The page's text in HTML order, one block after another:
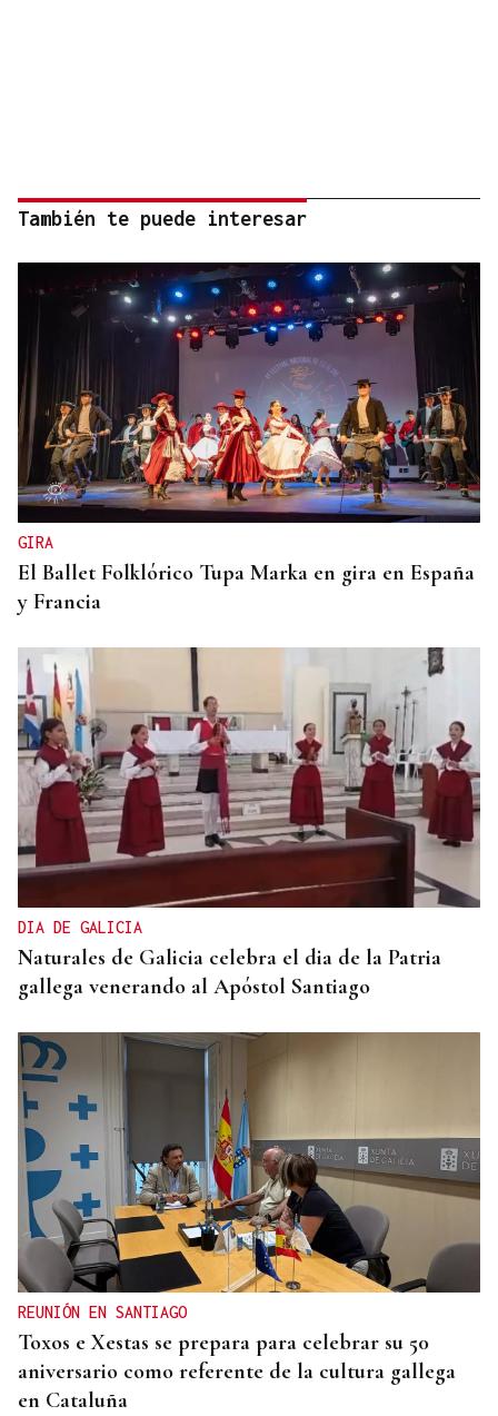
También te puede interesar
GIRA
El Ballet Folklórico Tupa Marka en gira en España
y Francia
DIA DE GALICIA
Naturales de Galicia celebra el dia de la Patria
gallega venerando al Apóstol Santiago
REUNIÓN EN SANTIAGO
Toxos e Xestas se prepara para celebrar su 50
aniversario como referente de la cultura gallega
en Cataluña